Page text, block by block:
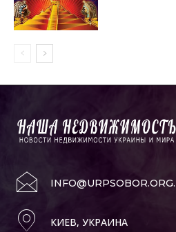
КИЕВ, УКРАИНА